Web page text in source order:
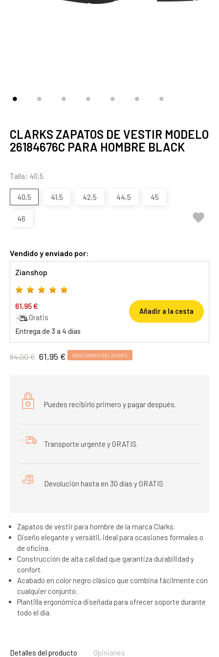
CLARKS ZAPATOS DE VESTIR MODELO
26184676C PARA HOMBRE BLACK
Talla: 40,5
40,5 41,5 42,5 44,5 45
46 
Vendido y enviado por:
Zianshop
61,95 €
Gratis
Entrega de 3 a 4 días
Añadir a la cesta
84,00 € 61,95 € DESCUENTO DEL 26,25%
Puedes recibirlo primero y pagar después.
Transporte urgente y GRATIS.
Devolución hasta en 30 días y GRATIS
Zapatos de vestir para hombre de la marca Clarks.
Diseño elegante y versátil, ideal para ocasiones formales o
de oficina.
Construcción de alta calidad que garantiza durabilidad y
confort.
Acabado en color negro clásico que combina fácilmente con
cualquier conjunto.
Plantilla ergonómica diseñada para ofrecer soporte durante
todo el día.
Detalles del producto Opiniones